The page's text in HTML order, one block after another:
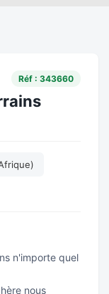
Réf : 343660
n'importe quel
nous